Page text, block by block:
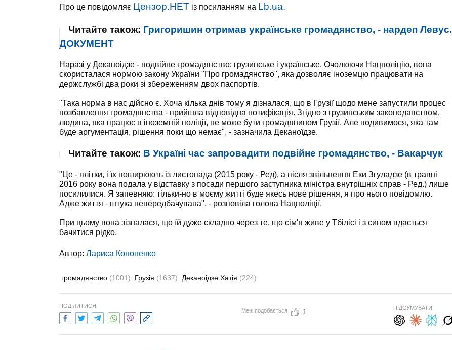
Про це повідомляє Цензор.НЕТ із посиланням на Lb.ua.
Читайте також: Григоришин отримав українське громадянство, - нардеп Левус.
ДОКУМЕНТ
Наразі у Деканоідзе - подвійне громадянство: грузинське і українське. Очолюючи Нацполіцію, вона
скористалася нормою закону України "Про громадянство", яка дозволяє іноземцю працювати на
держслужбі два роки зі збереженням двох паспортів.
"Така норма в нас дійсно є. Хоча кілька днів тому я дізналася, що в Грузії щодо мене запустили процес
позбавлення громадянства - прийшла відповідна нотифікація. Згідно з грузинським законодавством,
людина, яка працює в іноземній поліції, не може бути громадянином Грузії. Але подивимося, яка там
буде аргументація, рішення поки що немає", - зазначила Деканоїдзе.
Читайте також: В Україні час запровадити подвійне громадянство, - Вакарчук
"Це - плітки, і їх поширюють із листопада (2015 року - Ред), а після звільнення Еки Згуладзе (в травні
2016 року вона подала у відставку з посади першого заступника міністра внутрішніх справ - Ред.) лише
посилилися. Я запевняю: тільки-но в моєму житті буде якесь нове рішення, я про нього повідомлю.
Адже життя - штука непередбачувана", - розповіла голова Нацполіції.
При цьому вона зізналася, що їй дуже складно через те, що сім'я живе у Тбілісі і з сином вдається
бачитися рідко.
Автор: Лариса Кононенко
громадянство (1001) Грузія (1637) Деканоідзе Хатія (224)
ПОДІЛИТИСЯ:
Мені подобається 1 ПІДСУМУВАТИ: